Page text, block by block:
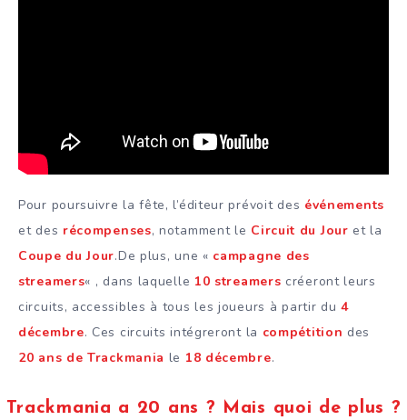
Pour poursuivre la fête, l’éditeur prévoit des événements
et des récompenses, notamment le Circuit du Jour et la
Coupe du Jour.De plus, une « campagne des
streamers« , dans laquelle 10 streamers créeront leurs
circuits, accessibles à tous les joueurs à partir du 4
décembre. Ces circuits intégreront la compétition des
20 ans de Trackmania le 18 décembre.
Trackmania a 20 ans ? Mais quoi de plus ?